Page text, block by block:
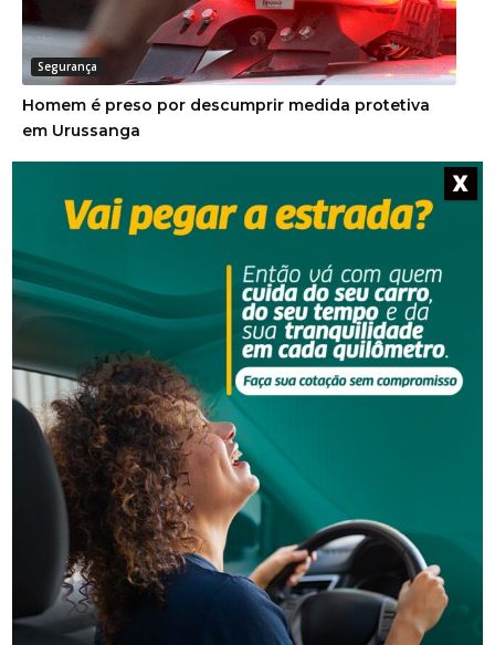
Segurança
Homem é preso por descumprir medida protetiva
em Urussanga
Segurança
Golpe do falso advogado em Urussanga deixa vítima
com prejuízo de R$ 51 mil
X